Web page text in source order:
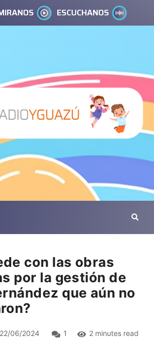
ESCUCHANOS
con las obras
por la gestión de
que aún no
22/06/2024 1 2 minutes read